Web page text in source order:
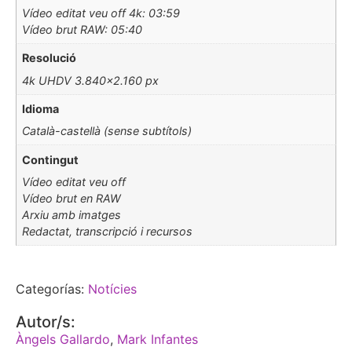
Vídeo editat veu off 4k: 03:59
Vídeo brut RAW: 05:40
Resolució
4k UHDV 3.840×2.160 px
Idioma
Català-castellà (sense subtítols)
Contingut
Vídeo editat veu off
Vídeo brut en RAW
Arxiu amb imatges
Redactat, transcripció i recursos
Categorías: Notícies
Autor/s:
Àngels Gallardo, Mark Infantes